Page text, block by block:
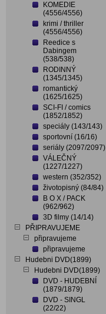
KOMEDIE
(4556/4556)
krimi / thriller
(4556/4556)
Reedice s
Dabingem
(538/538)
RODINNÝ
(1345/1345)
romantický
(1625/1625)
SCI-FI / comics
(1852/1852)
speciály (143/143)
sportovní (16/16)
seriály (2097/2097)
VÁLEČNÝ
(1227/1227)
western (352/352)
životopisný (84/84)
B O X / PACK
(962/962)
3D filmy (14/14)
PŘIPRAVUJEME
připravujeme
připravujeme
Hudebni DVD(1899)
Hudebni DVD(1899)
DVD - HUDEBNÍ
(1879/1879)
DVD - SINGL
(22/22)